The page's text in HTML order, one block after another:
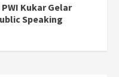
Kukar Gelar
Speaking